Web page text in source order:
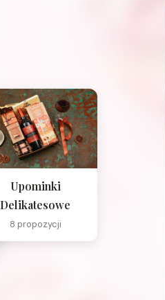
Upominki
Delikatesowe
8 propozycji